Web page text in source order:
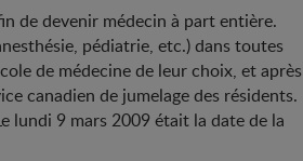
de devenir médecin à part entière.
pédiatrie, etc.) dans toutes
de médecine de leur choix, et après
canadien de jumelage des résidents.
lundi 9 mars 2009 était la date de la